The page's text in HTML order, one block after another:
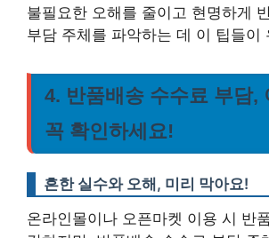
불필요한 오해를 줄이고 현명하게
부담 주체를 파악하는 데 이 팁들이
4. 반품배송 수수료 부담,
꼭 확인하세요!
흔한 실수와 오해, 미리 막아요!
온라인몰이나 오픈마켓 이용 시 반